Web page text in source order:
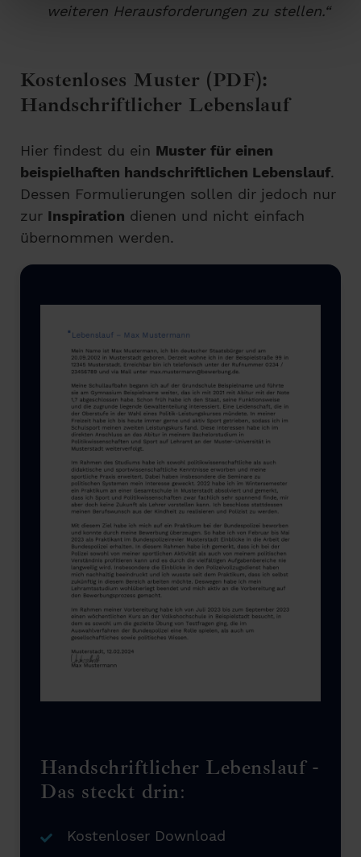
weiteren Herausforderungen zu stellen.“
Kostenloses Muster (PDF):
Handschriftlicher Lebenslauf
Hier findest du ein Muster für einen
beispielhaften handschriftlichen Lebenslauf.
Dessen Formulierungen sollen dir jedoch nur
zur Inspiration dienen und nicht einfach
übernommen werden.
Handschriftlicher Lebenslauf -
Das steckt drin:
Kostenloser Download